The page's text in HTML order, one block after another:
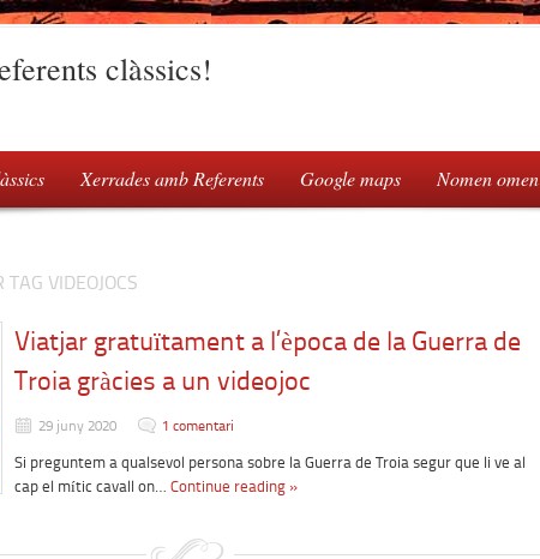
clàssics!
Xerrades amb Referents Google maps Nomen omen
VIDEOJOCS
Viatjar gratuïtament a l’època de la Guerra de
Troia gràcies a un videojoc
29 juny 2020 1 comentari
Si preguntem a qualsevol persona sobre la Guerra de Troia segur que li ve al
cap el mític cavall on… Continue reading »